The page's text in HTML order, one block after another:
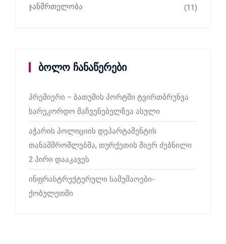
ჯანმრთელობა (11)
ბოლო ჩანაწერები
პრემიერი – ბათუმის პორტში ტვირთბრუნვა
სარეკორდო მაჩვენებელზეა ასული
აჭარის პოლიციის დეპარტამენტის
თანამშრომლებმა, თურქეთის მიერ ძებნილი
2 პირი დააკავეს
ინფრასტრუქტურული სამუშაოები-
ქობულეთში